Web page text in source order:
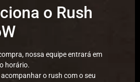
o Rush
nossa equipe entrará em
horário.
o rush com o seu